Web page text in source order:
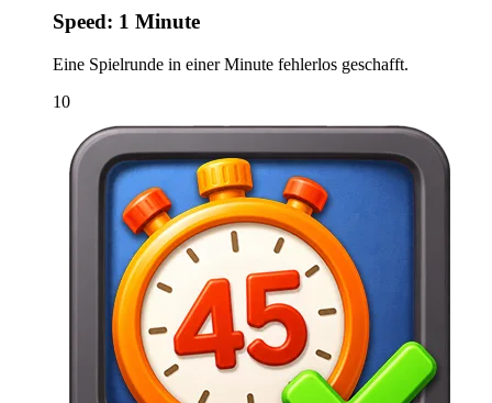
Speed: 1 Minute
Eine Spielrunde in einer Minute fehlerlos geschafft.
10